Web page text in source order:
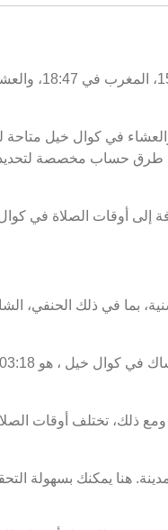
اليوم، الخميس 06/08/2026 ، أوقات الصلاة في كوال خيل كالتالي : الفجر
والعشاء في كوال خيل متاحة
21 صفر 1448 ، وبرنامج الأيام السبعة القادمة، من 06 أغسطس 2026 إلى 13 أغسطس 2026 ، مع طرق حساب مخصصة
في كوال خيل هو 18:47، ووقت انتهاء السحور أو الفجر في كوال خيل هو 03:28. بالإضافة إلى
بما في ذلك الحنفي،
ذلك، تختلف أوقات
هنا يمكنك بسهولة